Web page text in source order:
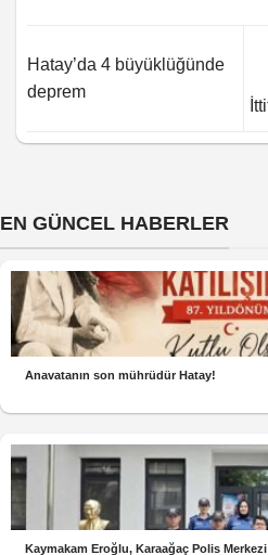
Hatay’da 4 büyüklüğünde
deprem
EN GÜNCEL HABERLER
Anavatanın son mührüdür Hatay!
Kaymakam Eroğlu, Karaağaç Polis